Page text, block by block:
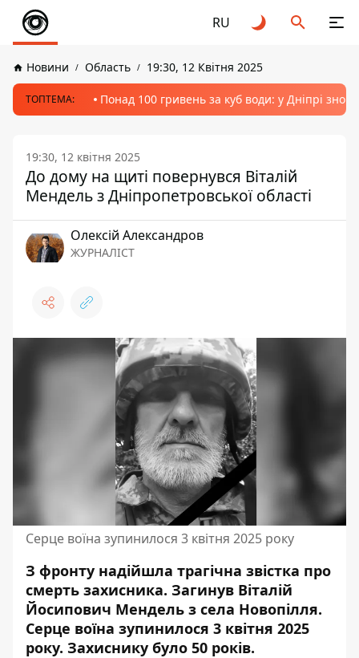
RU
Новини Область 19:30, 12 Квітня 2025
ТОПТЕМА: Понад 100 гривень за куб води: у Дніпрі
19:30, 12 квітня 2025
До дому на щиті повернувся Віталій
Мендель з Дніпропетровської області
Олексій Александров
ЖУРНАЛІСТ
Серце воїна зупинилося 3 квітня 2025 року
З фронту надійшла трагічна звістка про
смерть захисника. Загинув Віталій
Йосипович Мендель з села Новопілля.
Серце воїна зупинилося 3 квітня 2025
року. Захиснику було 50 років.